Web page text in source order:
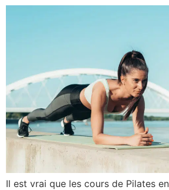
Il est vrai que les cours de Pilates